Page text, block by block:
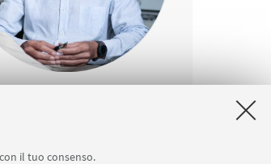
il tuo consenso.